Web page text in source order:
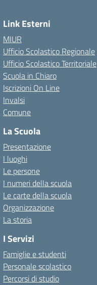
Link Esterni
MIUR
Ufficio Scolastico Regionale
Ufficio Scolastico Territoriale
Scuola in Chiaro
Iscrizioni On Line
Invalsi
Comune
La Scuola
Presentazione
I luoghi
Le persone
I numeri della scuola
Le carte della scuola
Organizzazione
La storia
I Servizi
Famiglie e studenti
Personale scolastico
Percorsi di studio